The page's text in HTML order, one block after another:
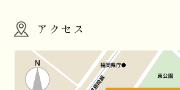
アクセス